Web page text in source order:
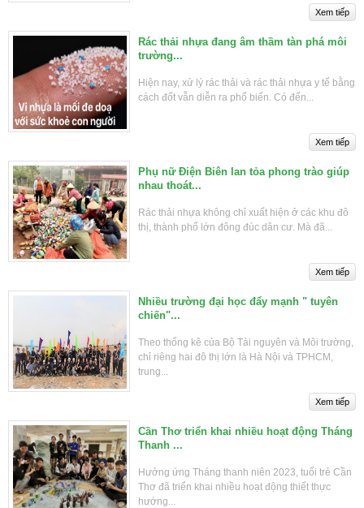
Rác thải nhựa đang âm thầm tàn phá môi
trường...
Hiện nay, xử lý rác thải và rác thải nhựa y tế bằng
cách đốt vẫn diễn ra phổ biến. Có đến...
Phụ nữ Điện Biên lan tỏa phong trào giúp
nhau thoát...
Rác thải nhựa không chỉ xuất hiện ở các khu đô
thị, thành phố lớn đông đúc dân cư. Mà đã...
Nhiều trường đại học đẩy mạnh " tuyên
chiến"...
Theo thống kê của Bộ Tài nguyên và Môi trường,
chỉ riêng hai đô thị lớn là Hà Nội và TPHCM,
trung...
Cần Thơ triển khai nhiều hoạt động Tháng
Thanh ...
Hưởng ứng Tháng thanh niên 2023, tuổi trẻ Cần
Thơ đã triển khai nhiều hoạt động thiết thực
hướng...